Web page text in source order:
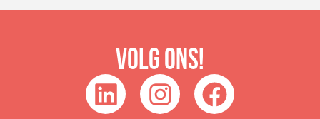
Volg ons!